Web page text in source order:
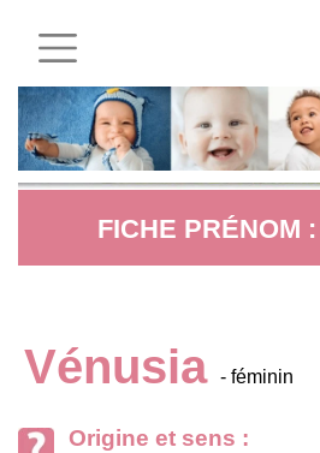
FICHE PRÉNOM
Vénusia - féminin
Origine et sens :